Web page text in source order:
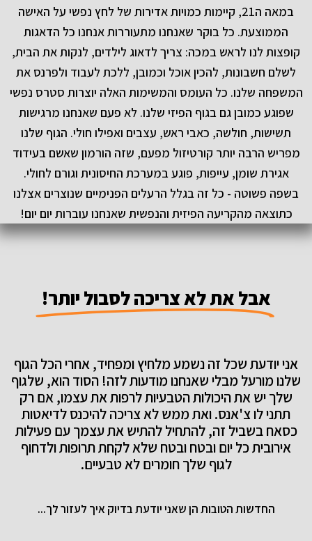
במאה ה21, קיימות כמויות אדירות של לחץ נפשי על האישה
הממוצעת. כל בוקר שאנחנו מתעוררות אנחנו כל הדאגות
קופצות לנו לראש במכה: צריך לדאוג לילדים, לנקות את הבית,
לשלם חשבונות, להכין אוכל וכמובן, ללכת לעבוד ולפרנס את
המשפחה שלנו. כל העומס והמשימות האלה יוצרות סטרס נפשי
שפוגע כמובן גם בגוף הפיזי שלנו. לא פעם שאנחנו מרגישות
תשישות, חולשה, כאבי ראש, עצבים ואפילו חולי. הגוף שלנו
מפריש הרבה יותר קורטיזול מפעם, שזה הורמון שאשם בעידוד
אגירת שומן, עייפות, פוגע במערכת החיסונית וגורם לחולי.
בשפה פשוטה - כל זה בגלל הרעלים הפנימיים שנוצרים אצלנו
כתוצאה מהקריעה הפיזית והנפשית שאנחנו עוברות יום יום!
אבל את לא צריכה לסבול יותר!
אני יודעת שכל זה נשמע מלחיץ ומפחיד, אחרי הכל הגוף
שלנו מורעל מבלי שאנחנו מודעות לזה! הסוד הוא, שלגוף
שלך יש את היכולות הטבעיות לרפות את עצמו, אם רק
תתני לו צ'אנס. ואת ממש לא צריכה להיכנס לדיאטות
כסאח בשביל זה, להתחיל להתיש את עצמך עם פעילות
אירובית כל יום ובטח ובטח שלא לקחת תרופות ולדחוף
לגוף שלך חומרים לא טבעיים.
החדשות הטובות הן שאני יודעת בדיוק איך לעזור לך...